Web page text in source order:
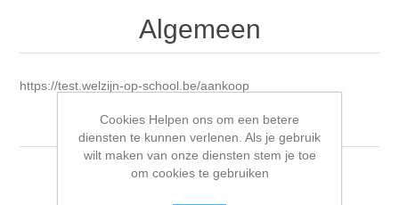
Algemeen
https://test.welzijn-op-school.be/aankoop
Cookies Helpen ons om een betere
diensten te kunnen verlenen. Als je gebruik
wilt maken van onze diensten stem je toe
om cookies te gebruiken